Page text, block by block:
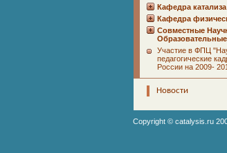
Кафедра
Кафедра
Совместные
Участие в ФПЦ
педагогические
России на 2009-
Новости
Copyright © catalysis.ru